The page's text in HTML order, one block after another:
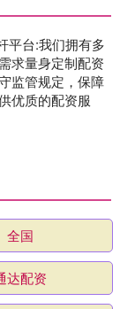
平台:我们拥有多
求量身定制配资
监管规定，保障
优质的配资服
全国
达配资